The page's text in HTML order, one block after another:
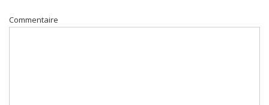
Commentaire